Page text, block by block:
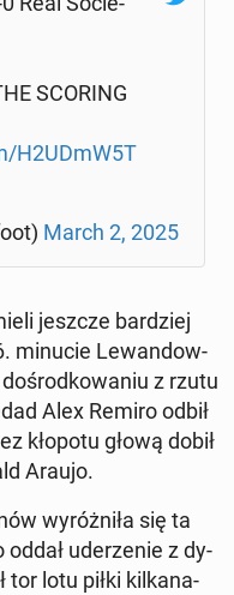
SCORING
H2UDmW5T
March 2, 2025
jeszcze bar­dziej
minucie Le­wan­dow­
do­środ­ko­wa­niu z rzutu
Alex Remiro odbił
kłopotu głową dobił
Araujo.
wy­róż­ni­ła się ta
ude­rze­nie z dy­
tor lotu piłki kil­ka­na­